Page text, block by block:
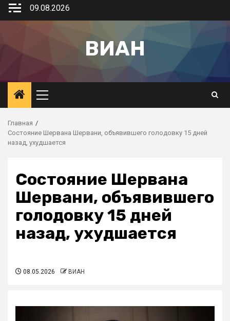
09.08.2026
ВИАН
Главная
Состояние Шервана Шервани, объявившего голодовку 15 дней
назад, ухудшается
Состояние Шервана
Шервани, объявившего
голодовку 15 дней
назад, ухудшается
08.05.2026 ВИАН